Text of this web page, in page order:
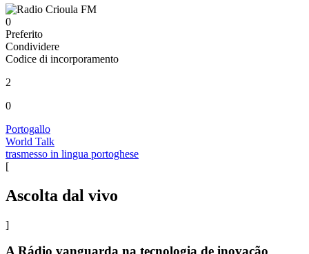
0
Preferito
Condividere
Codice di incorporamento
2
0
Portogallo
World Talk
trasmesso in lingua portoghese
[
Ascolta dal vivo
]